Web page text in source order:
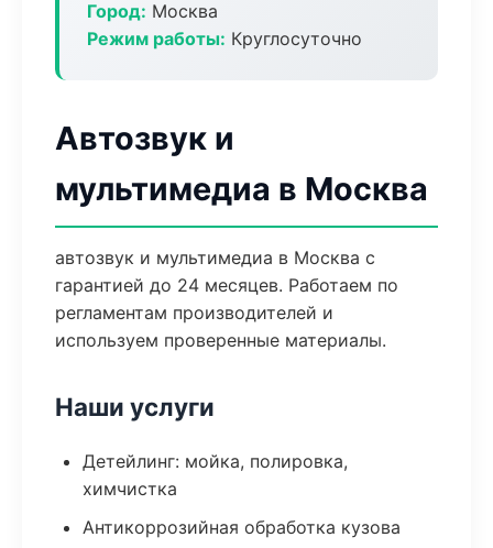
Город: Москва
Режим работы: Круглосуточно
Автозвук и
мультимедиа в Москва
автозвук и мультимедиа в Москва с
гарантией до 24 месяцев. Работаем по
регламентам производителей и
используем проверенные материалы.
Наши услуги
Детейлинг: мойка, полировка,
химчистка
Антикоррозийная обработка кузова